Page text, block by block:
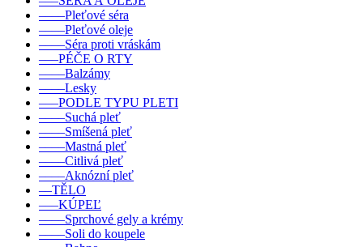
––––Pleťové séra
––––Pleťové oleje
––––Séra proti vráskám
–––PÉČE O RTY
––––Balzámy
––––Lesky
–––PODLE TYPU PLETI
––––Suchá pleť
––––Smíšená pleť
––––Mastná pleť
––––Citlivá pleť
––––Aknózní pleť
––TĚLO
–––KÚPEĽ
––––Sprchové gely a krémy
––––Soli do koupele